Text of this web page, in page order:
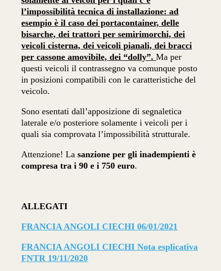
l’impossibilità tecnica di installazione: ad
esempio è il caso dei portacontainer, delle
bisarche, dei trattori per semirimorchi, dei
veicoli cisterna, dei veicoli pianali, dei bracci
per cassone amovibile, dei “dolly”.Ma per
questi veicoli il contrassegno va comunque posto
in posizioni compatibili con le caratteristiche del
veicolo.
Sono esentati dall’apposizione di segnaletica
laterale e/o posteriore solamente i veicoli per i
quali sia comprovata l’impossibilità strutturale.
Attenzione! Lasanzione per gli inadempienti è
compresa tra i 90 e i 750 euro.
ALLEGATI
FRANCIA ANGOLI CIECHI 06/01/2021
FRANCIA ANGOLI CIECHI Nota esplicativa
FNTR 19/11/2020